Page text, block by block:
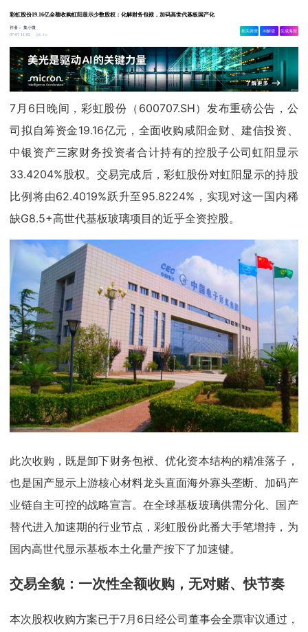
彩虹股份19.16亿全额收购虹阳显示少数股权：化解财务包袱，加码高世代基板国产化
作者：集小微
07-07 11:05
6.1w
相关舆情 AI解读 生成海报
7月6日晚间，彩虹股份（600707.SH）发布重磅公告，公
司拟自筹资金19.16亿元，全面收购咸阳金财、建信投资、
中银资产三家财务投资者合计持有的控股子公司虹阳显示
33.4204%股权。交易完成后，彩虹股份对虹阳显示的持股
比例将由62.4019%跃升至95.8224%，实现对这一国内稀
缺G8.5+高世代基板玻璃项目的近乎全资控股。
此次收购，既是卸下财务包袱、优化资本结构的精准落子，
也是国产显示上游核心材料龙头直面海外寡头垄断、加码产
业链自主可控的战略宣言。在全球基板玻璃供需分化、国产
替代进入加速期的行业节点，彩虹股份此番大手笔增持，为
国内高世代显示基板本土化量产按下了加速键。
交易全貌：一次性全额收购，无对赌、快节奏
本次股权收购方案已于7月6日经公司董事会全票审议通过，